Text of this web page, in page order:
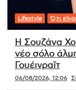
Lifestyle Ό,τι
Η Σουζάνα
νέο σόλο
Γουέινραϊτ
06/08/2026, 12:06